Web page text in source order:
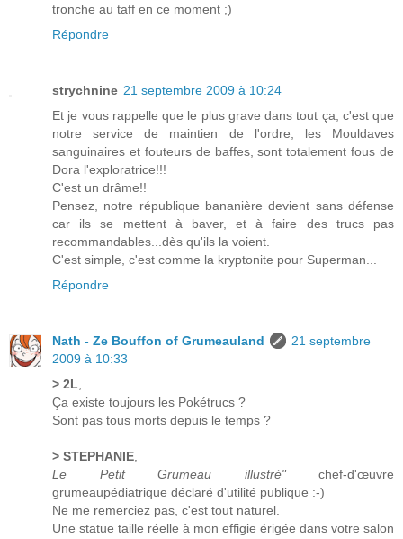
tronche au taff en ce moment ;)
Répondre
strychnine 21 septembre 2009 à 10:24
Et je vous rappelle que le plus grave dans tout ça, c'est que
notre service de maintien de l'ordre, les Mouldaves
sanguinaires et fouteurs de baffes, sont totalement fous de
Dora l'exploratrice!!!
C'est un drâme!!
Pensez, notre république bananière devient sans défense
car ils se mettent à baver, et à faire des trucs pas
recommandables...dès qu'ils la voient.
C'est simple, c'est comme la kryptonite pour Superman...
Répondre
Nath - Ze Bouffon of Grumeauland
21 septembre
2009 à 10:33
> 2L,
Ça existe toujours les Pokétrucs ?
Sont pas tous morts depuis le temps ?
> STEPHANIE,
Le Petit Grumeau illustré" chef-d'œuvre
grumeaupédiatrique déclaré d'utilité publique :-)
Ne me remerciez pas, c'est tout naturel.
Une statue taille réelle à mon effigie érigée dans votre salon